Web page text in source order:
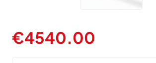
€4540.00